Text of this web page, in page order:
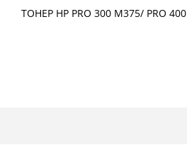
ТОНЕР HP PRO 300 M375/ PRO